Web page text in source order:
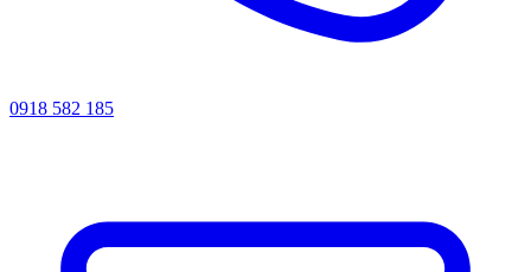
0918 582 185